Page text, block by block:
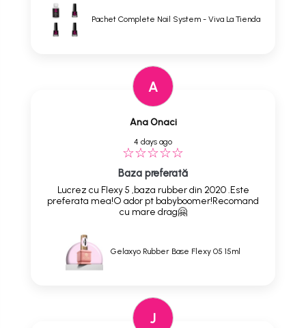
Pachet Complete Nail System - Viva La Tienda
A
Ana Onaci
4 days ago
Baza preferată
Lucrez cu Flexy 5 ,baza rubber din 2020 .Este
preferata mea!O ador pt babyboomer!Recomand
cu mare drag🤗
Gelaxyo Rubber Base Flexy 05 15ml
J